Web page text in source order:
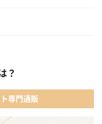
？
専門通販